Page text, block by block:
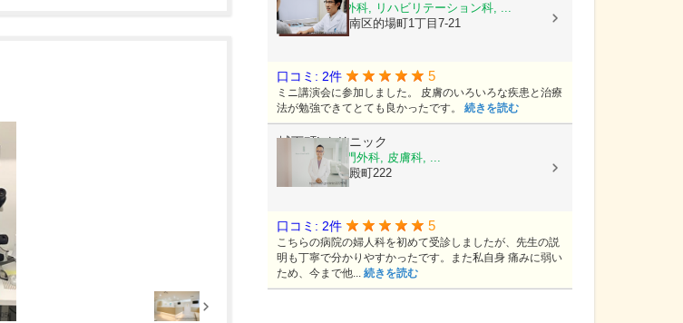
皮膚科, 整形外科, リハビリテーション科, ...
広島県広島市南区的場町1丁目7-21
口コミ: 2件 5
ミニ講演会に参加しました。 皮膚のいろいろな疾患と治療
法が勉強できてとても良かったです。 続きを読む
城下町Lクリニック
乳腺外科, 肛門外科, 皮膚科, ...
島根県松江市殿町222
口コミ: 2件 5
こちらの病院の婦人科を初めて受診しましたが、先生の説
明も丁寧で分かりやすかったです。また私自身 痛みに弱い
ため、今まで他... 続きを読む